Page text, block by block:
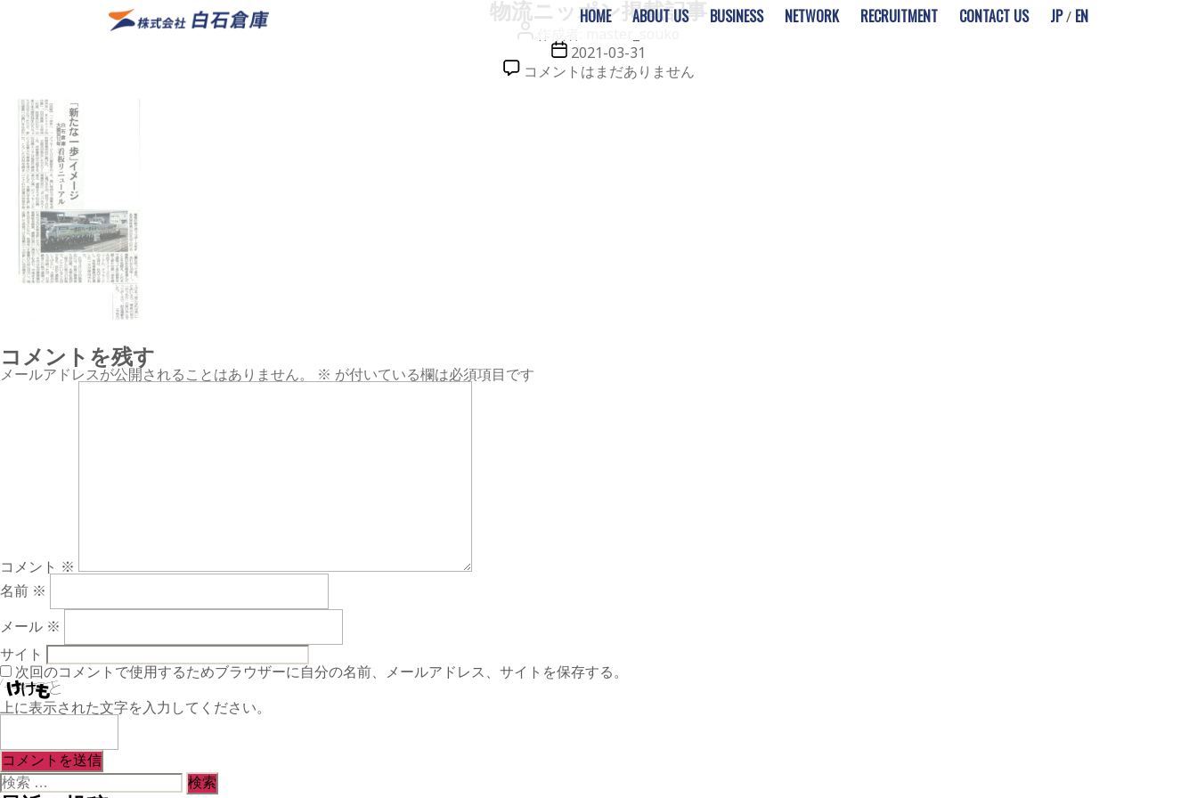
HOME ABOUT US BUSINESS NETWORK RECRUITMENT CONTACT US JP/ EN
物流ニッポン掲載記事
投
稿
者 投
稿
日
2021-03-31
物
流
コメントはまだありません
コメントを残す
メールアドレスが公開されることはありません。 ※ が付いている欄は必須項目です
コメント ※
名前 ※
メール ※
サイト
次回のコメントで使用するためブラウザーに自分の名前、メールアドレス、サイトを保存する。
上に表示された文字を入力してください。
検
索